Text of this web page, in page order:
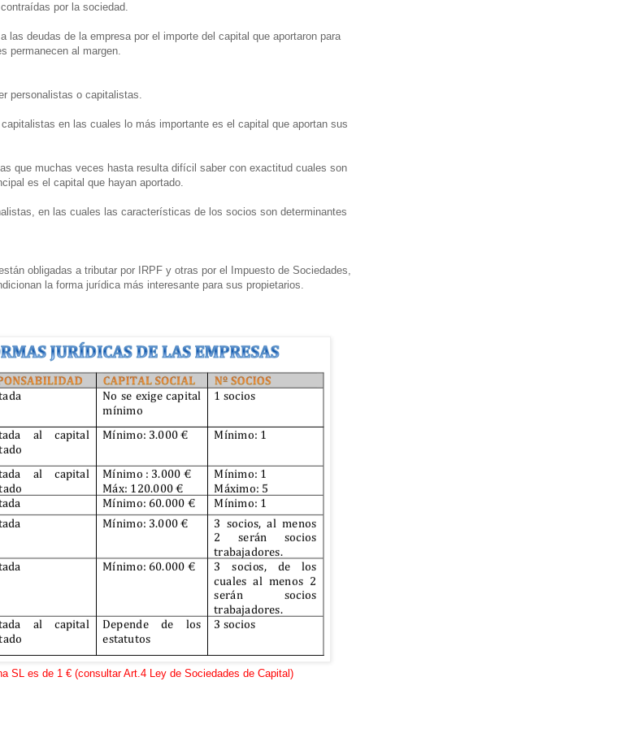
por la sociedad.
las deudas de la empresa por el importe del capital que aportaron para
permanecen al margen.
personalistas o capitalistas.
en las cuales lo más importante es el capital que aportan sus
que muchas veces hasta resulta difícil saber con exactitud cuales son
es el capital que hayan aportado.
en las cuales las características de los socios son determinantes
obligadas a tributar por IRPF y otras por el Impuesto de Sociedades,
la forma jurídica más interesante para sus propietarios.
SL es de 1 € (consultar Art.4 Ley de Sociedades de Capital)